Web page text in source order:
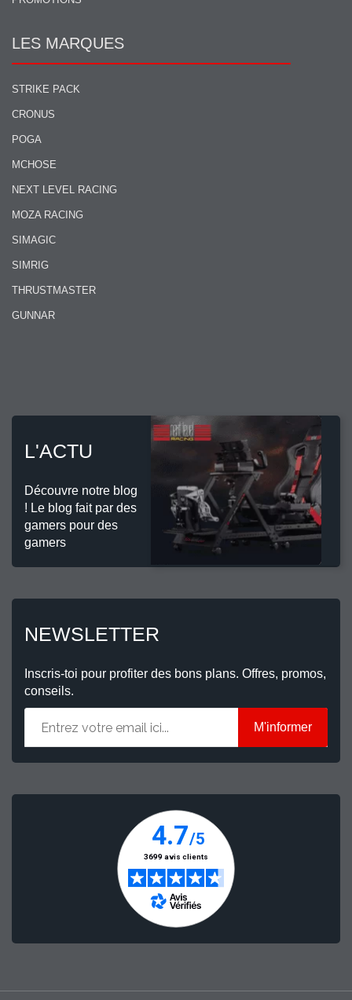
LES MARQUES
STRIKE PACK
CRONUS
POGA
MCHOSE
NEXT LEVEL RACING
MOZA RACING
SIMAGIC
SIMRIG
THRUSTMASTER
GUNNAR
L'ACTU
Découvre notre blog
! Le blog fait par des
gamers pour des
gamers
NEWSLETTER
Inscris-toi pour profiter des bons plans. Offres, promos,
conseils.
M'informer